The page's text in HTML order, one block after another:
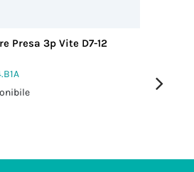
Presa 3p Vite D7-12
Prezzo